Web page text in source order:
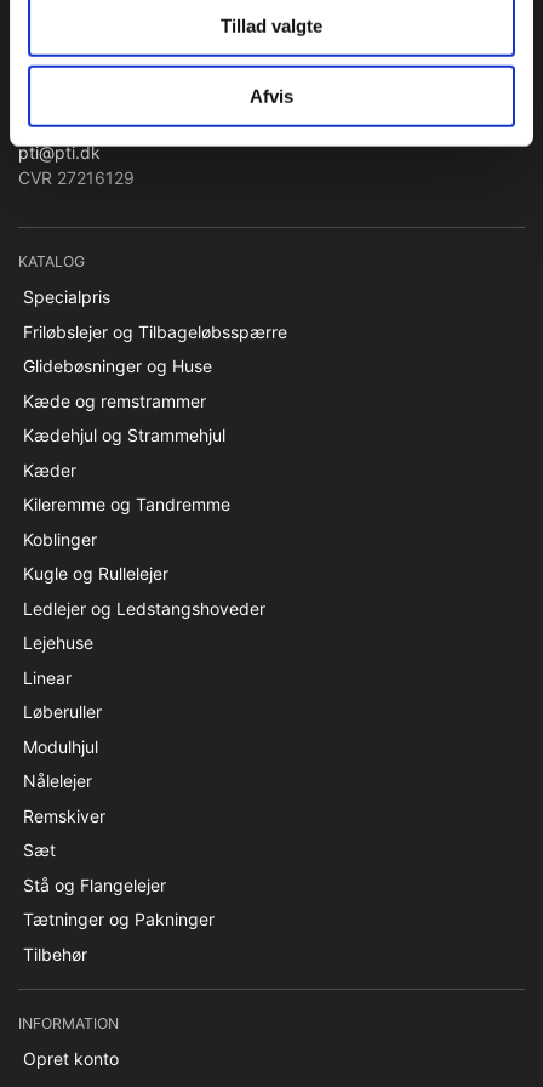
Tillad valgte
Afvis
PTI Europa A/S
Lejer & Transmissioner
Syd 74782515 / Nord 96860685
pti@pti.dk
CVR 27216129
KATALOG
Specialpris
Friløbslejer og Tilbageløbsspærre
Glidebøsninger og Huse
Kæde og remstrammer
Kædehjul og Strammehjul
Kæder
Kileremme og Tandremme
Koblinger
Kugle og Rullelejer
Ledlejer og Ledstangshoveder
Lejehuse
Linear
Løberuller
Modulhjul
Nålelejer
Remskiver
Sæt
Stå og Flangelejer
Tætninger og Pakninger
Tilbehør
INFORMATION
Opret konto